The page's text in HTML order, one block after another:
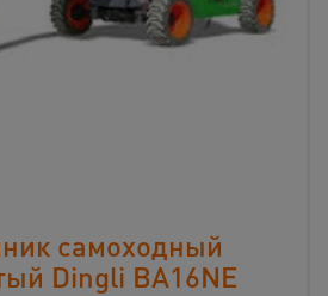
самоходный
Dingli BA16NE